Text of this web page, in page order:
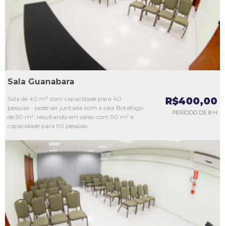
L4
L5
Sala Guanabara
Sala de 40 m² com capacidade para 40
pessoas - pode ser juntada com a sala Botafogo
de 50 m², resultando em salão com 90 m² e
capacidade para 90 pessoas.
R$400,00
PERÍODO DE 8 H
L1
L2
L3
L4